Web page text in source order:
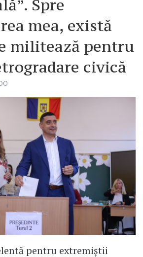
Spre
mea, există
militează pentru
civică
pentru extremiștii